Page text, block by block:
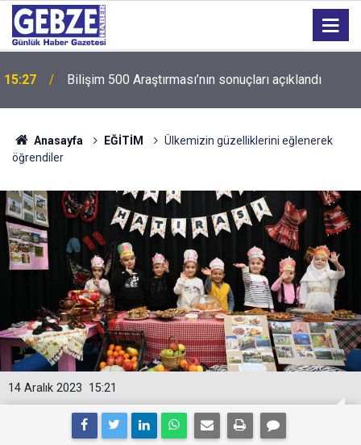
15:27 Bilişim 500 Araştırması’nın sonuçları açıklandı
Anasayfa EĞİTİM
Ülkemizin güzelliklerini eğlenerek
öğrendiler
15:21
14 Aralık 2023